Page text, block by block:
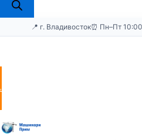
📍 г. Владивосток⏰ Пн–Пт
заявку